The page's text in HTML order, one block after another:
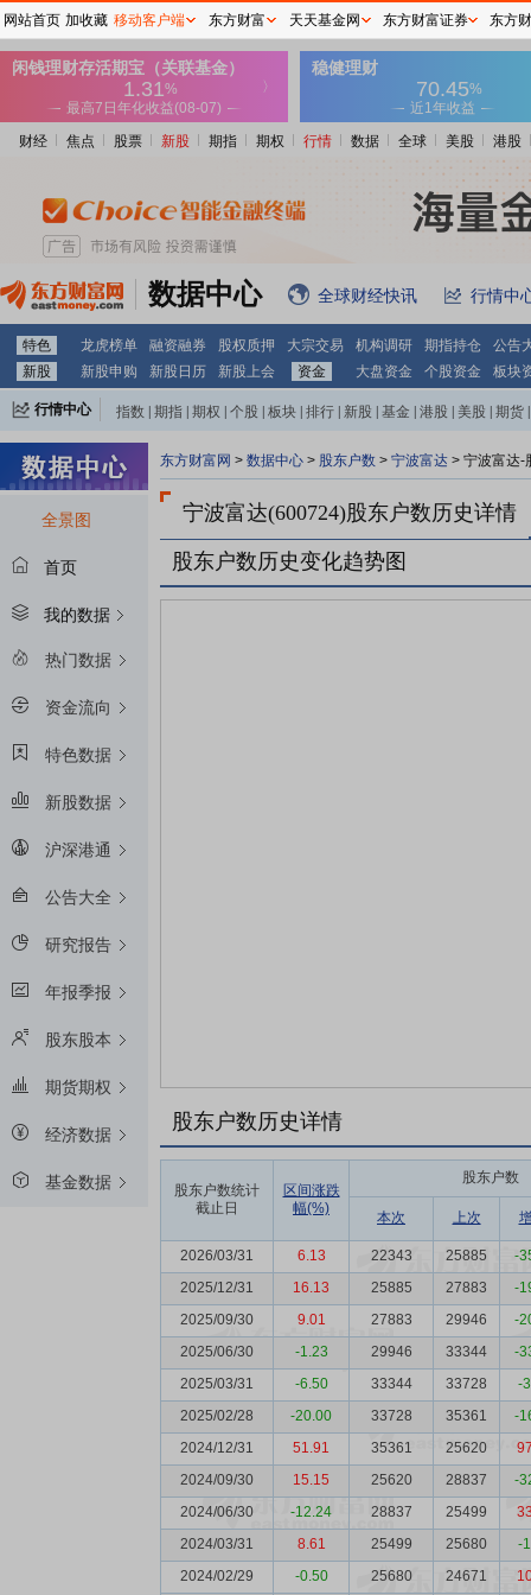
财经 焦点 股票 新股 期指 期权 行情 数据 全球 美股 港股
数据中心 全球财经快讯 行情中
特色 龙虎榜单 融资融券 股权质押 大宗交易 机构调研 期指持仓
公告
新股
新股申购 新股日历 新股上会 资金 大盘资金 个股资金 板块
行情中心 指数 期指 期权 个股 板块 排行 新股 基金 港股 美股 期货
全景图
首页
我的数据
热门数据
资金流向
特色数据
新股数据
沪深港通
公告大全
研究报告
年报季报
股东股本
期货期权
经济数据
基金数据
东方财富网 > 数据中心 > 股东户数 > 宁波富达 > 宁波富达-
宁波富达(600724)股东户数历史详情
股东户数历史变化趋势图
股东户数历史详情
股东户数统计
截止日
区间涨跌
幅(%)
股东户数
本次 上次
2026/03/31 6.13 22343 25885
-
2025/12/31
16.13 25885 27883
-
2025/09/30
9.01 27883 29946
-
2025/06/30
-1.23 29946 33344
-
2025/03/31
-6.50 33344 33728
-
2025/02/28
-20.00 33728 35361
-
2024/12/31
51.91 35361 25620
2024/09/30
15.15 25620 28837
-
2024/06/30
-12.24 28837 25499
2024/03/31
8.61 25499 25680
-
2024/02/29
-0.50 25680 24671
网站首页 加收藏 移动客户端 东方财富 天天基金网 东方财富证券 东方